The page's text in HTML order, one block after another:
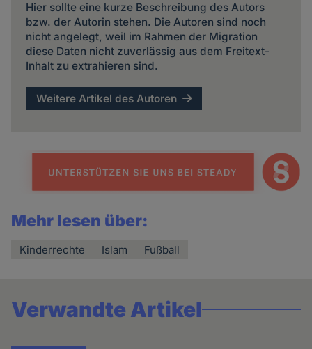
Hier sollte eine kurze Beschreibung des Autors
bzw. der Autorin stehen. Die Autoren sind noch
nicht angelegt, weil im Rahmen der Migration
diese Daten nicht zuverlässig aus dem Freitext-
Inhalt zu extrahieren sind.
Weitere Artikel des Autoren
Mehr lesen über:
Kinderrechte Islam Fußball
Verwandte Artikel